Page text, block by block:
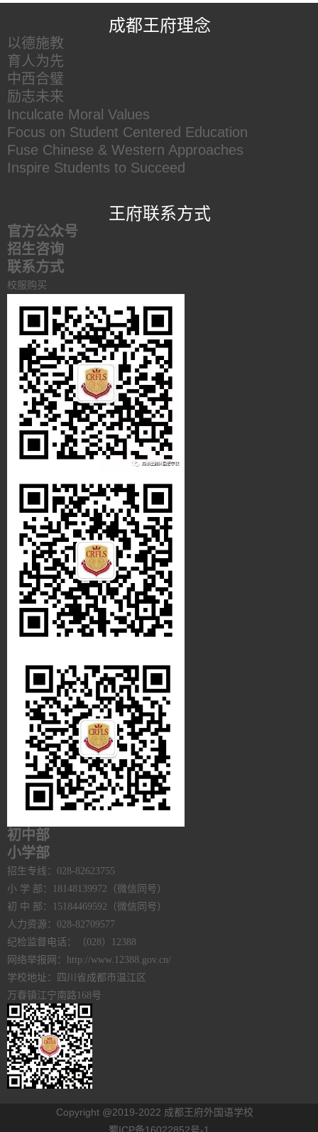
成都王府理念
以德施教
育人为先
中西合璧
励志未来
Inculcate Moral Values
Focus on Student Centered Education
Fuse Chinese & Western Approaches
Inspire Students to Succeed
王府联系方式
官方公众号
招生咨询
联系方式
校服购买
初中部
小学部
招生专线：028-82623755
小 学 部：18148139972（微信同号）
初 中 部：15184469592（微信同号）
人力资源：028-82709577
纪检监督电话：（028）12388
网络举报网：http://www.12388.gov.cn/
学校地址：四川省成都市温江区
万春镇江宁南路168号
Copyright @2019-2022 成都王府外国语学校